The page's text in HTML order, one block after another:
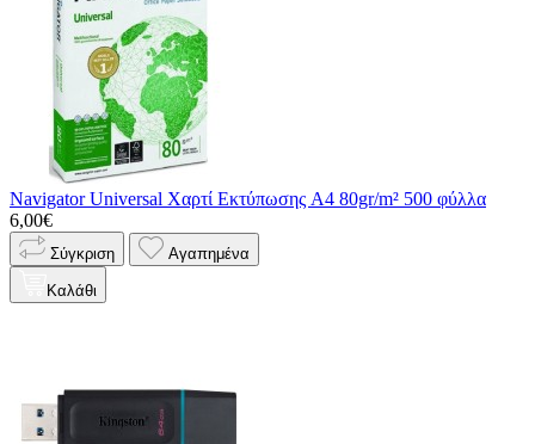
Navigator Universal Χαρτί Εκτύπωσης A4 80gr/m² 500 φύλλα
6,00€
Σύγκριση Αγαπημένα
Καλάθι